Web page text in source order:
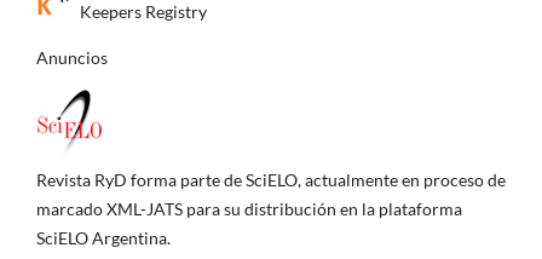
Keepers Registry
Anuncios
Revista RyD forma parte de SciELO, actualmente en proceso de
marcado XML-JATS para su distribución en la plataforma
SciELO Argentina.